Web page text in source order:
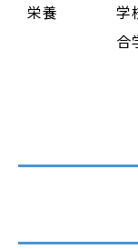
栄養
学
合